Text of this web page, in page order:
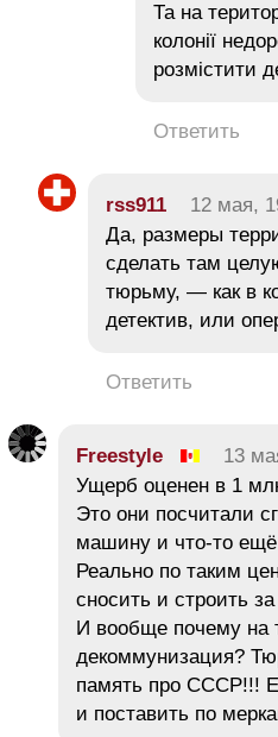
Та на
колонії
розмістити
Ответить
rss911 12 мая,
Да, размеры
сделать там
тюрьму, — как в
детектив, или
Ответить
Freestyle 13
Ущерб оценен в 1
Это они посчитали
машину и что-то
Реально по таким
сносить и строить
И вообще почему на
декоммунизация?
память про СССР!!!
и поставить по